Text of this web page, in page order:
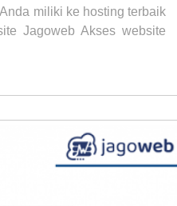
miliki ke hosting terbaik
Jagoweb Akses website